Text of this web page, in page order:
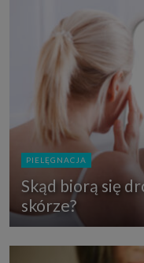
PIELĘGNACJA
Skąd biorą się
skórze?